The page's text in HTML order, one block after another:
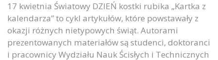
17 kwietnia Światowy DZIEŃ kostki rubika „Kartka z
kalendarza” to cykl artykułów, które powstawały z
okazji różnych nietypowych świąt. Autorami
prezentowanych materiałów są studenci, doktoranci
i pracownicy Wydziału Nauk Ścisłych i Technicznych